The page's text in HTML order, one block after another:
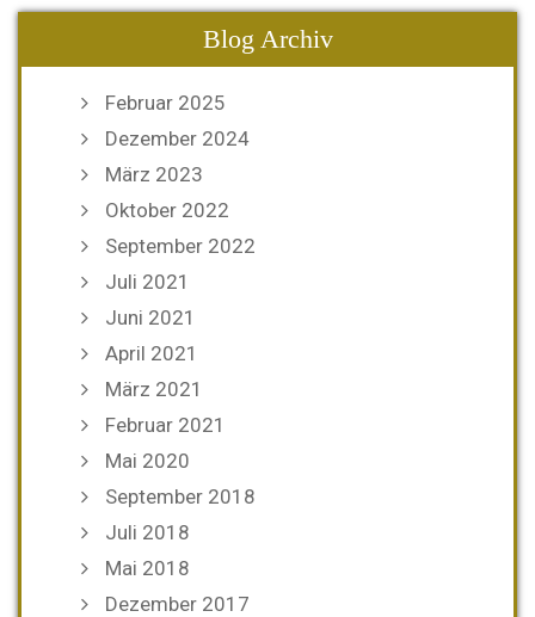
Blog Archiv
Februar 2025
Dezember 2024
März 2023
Oktober 2022
September 2022
Juli 2021
Juni 2021
April 2021
März 2021
Februar 2021
Mai 2020
September 2018
Juli 2018
Mai 2018
Dezember 2017